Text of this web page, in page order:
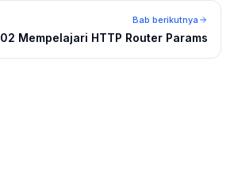
Bab berikutnya
02 Mempelajari HTTP Router Params